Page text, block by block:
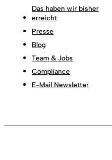
Das haben wir bisher
erreicht
Presse
Blog
Team & Jobs
Compliance
E-Mail Newsletter